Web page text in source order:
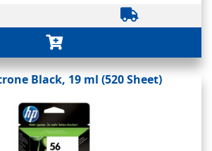
Black, 19 ml (520 Sheet)